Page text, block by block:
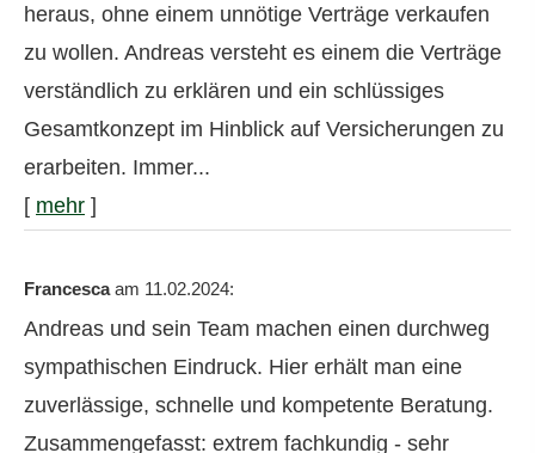
heraus, ohne einem unnötige Verträge verkaufen
zu wollen. Andreas versteht es einem die Verträge
verständlich zu erklären und ein schlüssiges
Gesamtkonzept im Hinblick auf Versicherungen zu
erarbeiten. Immer...
[ mehr ]
Francescaam 11.02.2024:
Andreas und sein Team machen einen durchweg
sympathischen Eindruck. Hier erhält man eine
zuverlässige, schnelle und kompetente Beratung.
Zusammengefasst: extrem fachkundig - sehr